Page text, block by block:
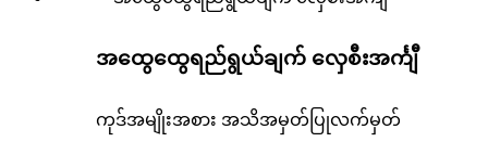
အထွေထွေရည်ရွယ်ချက် လှေစီးအင်္ကျီ
ကုဒ်အမျိုးအစား အသိအမှတ်ပြုလက်မှတ်